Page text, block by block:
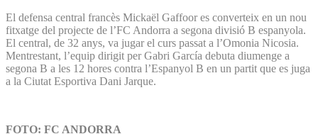
El defensa central francès Mickaël Gaffoor es converteix en un nou
fitxatge del projecte de l’FC Andorra a segona divisió B espanyola.
El central, de 32 anys, va jugar el curs passat a l’Omonia Nicosia.
Mentrestant, l’equip dirigit per Gabri García debuta diumenge a
segona B a les 12 hores contra l’Espanyol B en un partit que es juga
a la Ciutat Esportiva Dani Jarque.
FOTO: FC ANDORRA